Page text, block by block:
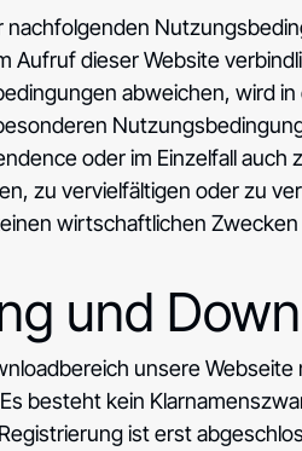
nachfolgenden
Aufruf dieser Website
abweichen, wird
oder im Einzelfall
zu vervielfältigen oder zu
wirtschaftlichen
und
unsere
besteht kein
ist erst